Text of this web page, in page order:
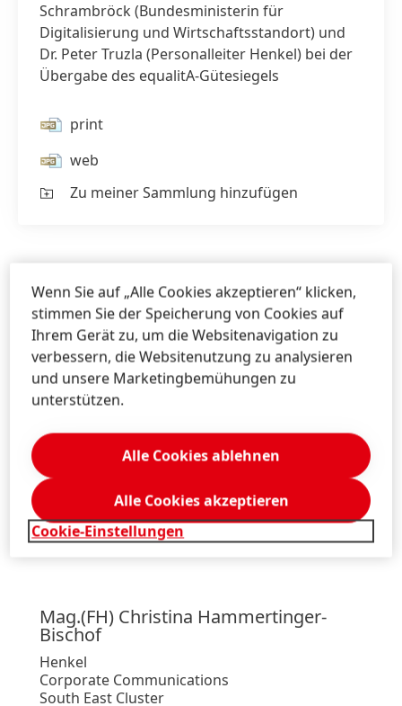
Schrambröck (Bundesministerin für
Digitalisierung und Wirtschaftsstandort) und
Dr. Peter Truzla (Personalleiter Henkel) bei der
Übergabe des equalitA-Gütesiegels
print
web
Zu meiner Sammlung hinzufügen
Mag. Michael Sgiarovello
Henkel
Corporate Communications
Austria, Bosnia, Bulgaria, Croatia, Romania,
Serbia, Slovenia
+43 676 8993 2744
michael.sgiarovello@henkel.com
Zu meiner Sammlung hinzufügen
Mag.(FH) Christina Hammertinger-
Bischof
Henkel
Corporate Communications
South East Cluster
Wenn Sie auf „Alle Cookies akzeptieren“ klicken,
stimmen Sie der Speicherung von Cookies auf
Ihrem Gerät zu, um die Websitenavigation zu
verbessern, die Websitenutzung zu analysieren
und unsere Marketingbemühungen zu
unterstützen.
Cookie-Einstellungen
Alle Cookies ablehnen
Alle Cookies akzeptieren